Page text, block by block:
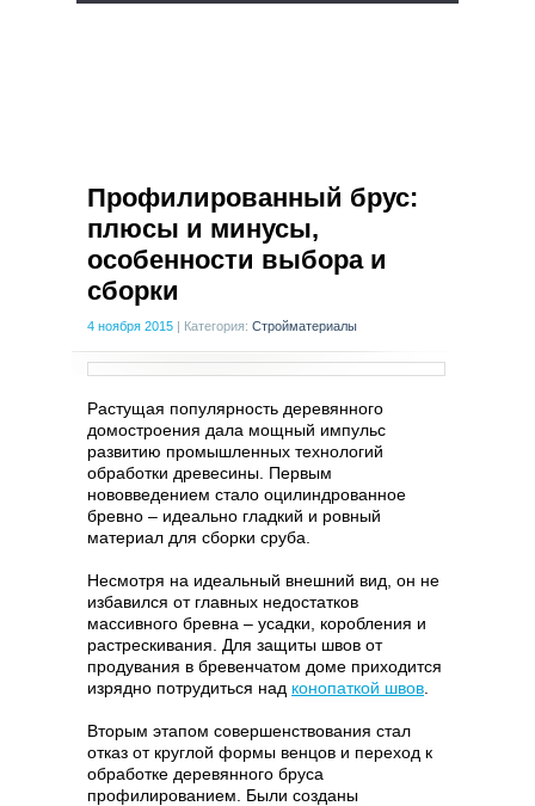
Профилированный брус:
плюсы и минусы,
особенности выбора и
сборки
4 ноября 2015 | Категория: Стройматериалы
Растущая популярность деревянного
домостроения дала мощный импульс
развитию промышленных технологий
обработки древесины. Первым
нововведением стало оцилиндрованное
бревно – идеально гладкий и ровный
материал для сборки сруба.
Несмотря на идеальный внешний вид, он не
избавился от главных недостатков
массивного бревна – усадки, коробления и
растрескивания. Для защиты швов от
продувания в бревенчатом доме приходится
изрядно потрудиться над конопаткой швов
Вторым этапом совершенствования стал
отказ от круглой формы венцов и переход к
обработке деревянного бруса
профилированием. Были созданы